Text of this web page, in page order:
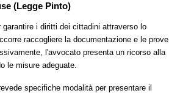
(Legge Pinto)
i diritti dei cittadini attraverso lo
raccogliere la documentazione e le prove
l'avvocato presenta un ricorso alla
le misure adeguate.
specifiche modalità per presentare il